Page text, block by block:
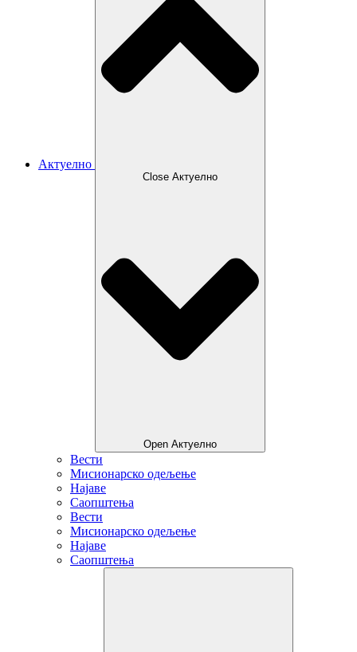
Актуелно
Close Актуелно
Open Актуелно
Вести
Мисионарско одељење
Најаве
Саопштења
Вести
Мисионарско одељење
Најаве
Саопштења